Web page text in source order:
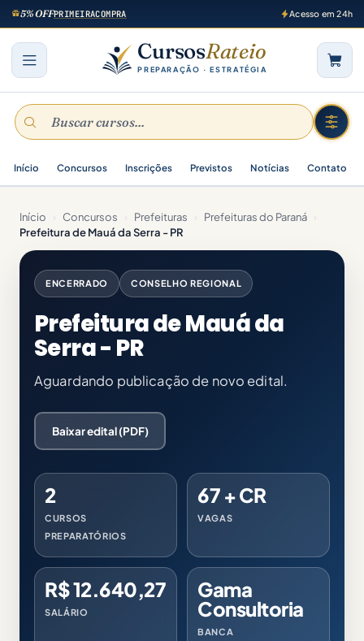
5% OFFPRIMEIRACOMPRA Acesso em 24h
CursosRateio
PREPARAÇÃO · ESTRATÉGIA
Início Concursos Inscrições Previstos Notícias Contato
Início › Concursos › Prefeituras › Prefeituras do Paraná ›
Prefeitura de Mauá da Serra - PR
ENCERRADO CONSELHO REGIONAL
Prefeitura de Mauá da
Serra - PR
Aguardando publicação de novo edital.
Baixar edital (PDF)
2
CURSOS
PREPARATÓRIOS
67 + CR
VAGAS
R$ 12.640,27
SALÁRIO
Gama
Consultoria
BANCA